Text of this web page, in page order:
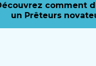
comment
un Prêteurs